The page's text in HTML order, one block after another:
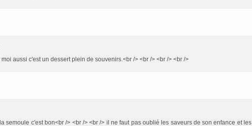
aussi c'est un dessert plein de souvenirs.<br /> <br /> <br /> <br />
semoule c'est bon<br /> <br /> <br /> il ne faut pas oublié les saveurs de son enfance et les